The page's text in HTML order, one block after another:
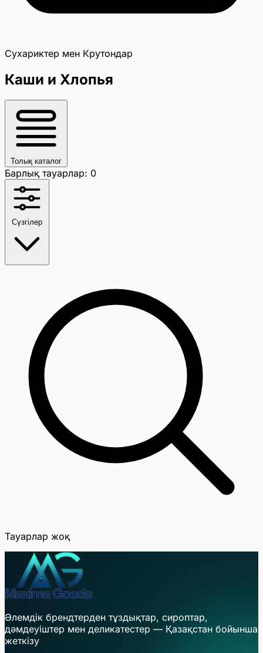
Сухариктер мен Крутондар
Каши и Хлопья
Толық каталог
Барлық тауарлар: 0
Сүзгілер
Тауарлар жоқ
Әлемдік брендтерден тұздықтар, сироптар,
дәмдеуіштер мен деликатестер — Қазақстан бойынша
жеткізу